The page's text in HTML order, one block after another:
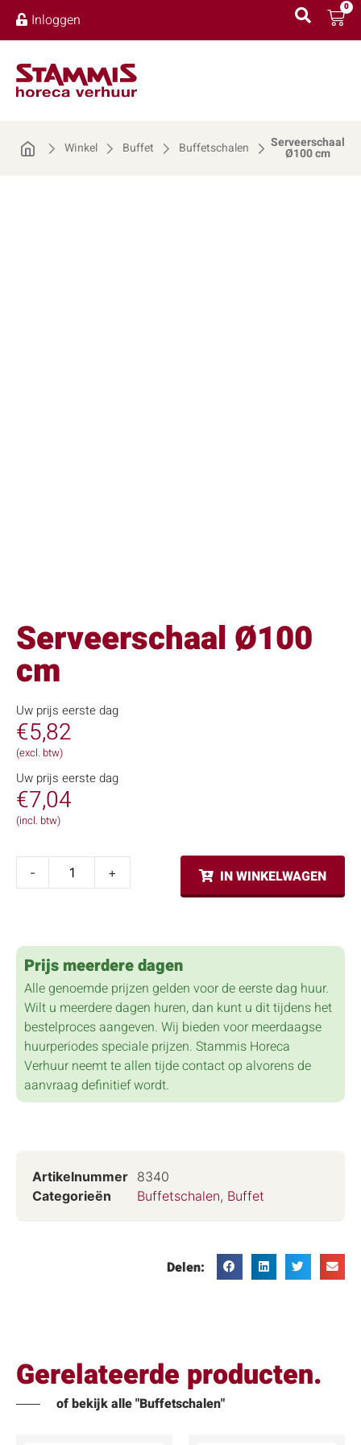
Inloggen
0
Winkel Buffet Buffetschalen Serveerschaal
Ø100 cm
Serveerschaal Ø100
cm
Uw prijs eerste dag
€5,82
(excl. btw)
Uw prijs eerste dag
€7,04
(incl. btw)
- + IN WINKELWAGEN
Prijs meerdere dagen
Alle genoemde prijzen gelden voor de eerste dag huur.
Wilt u meerdere dagen huren, dan kunt u dit tijdens het
bestelproces aangeven. Wij bieden voor meerdaagse
huurperiodes speciale prijzen. Stammis Horeca
Verhuur neemt te allen tijde contact op alvorens de
aanvraag definitief wordt.
Artikelnummer 8340
Categorieën
Buffetschalen, Buffet
Delen:
Gerelateerde producten.
of bekijk alle "Buffetschalen"